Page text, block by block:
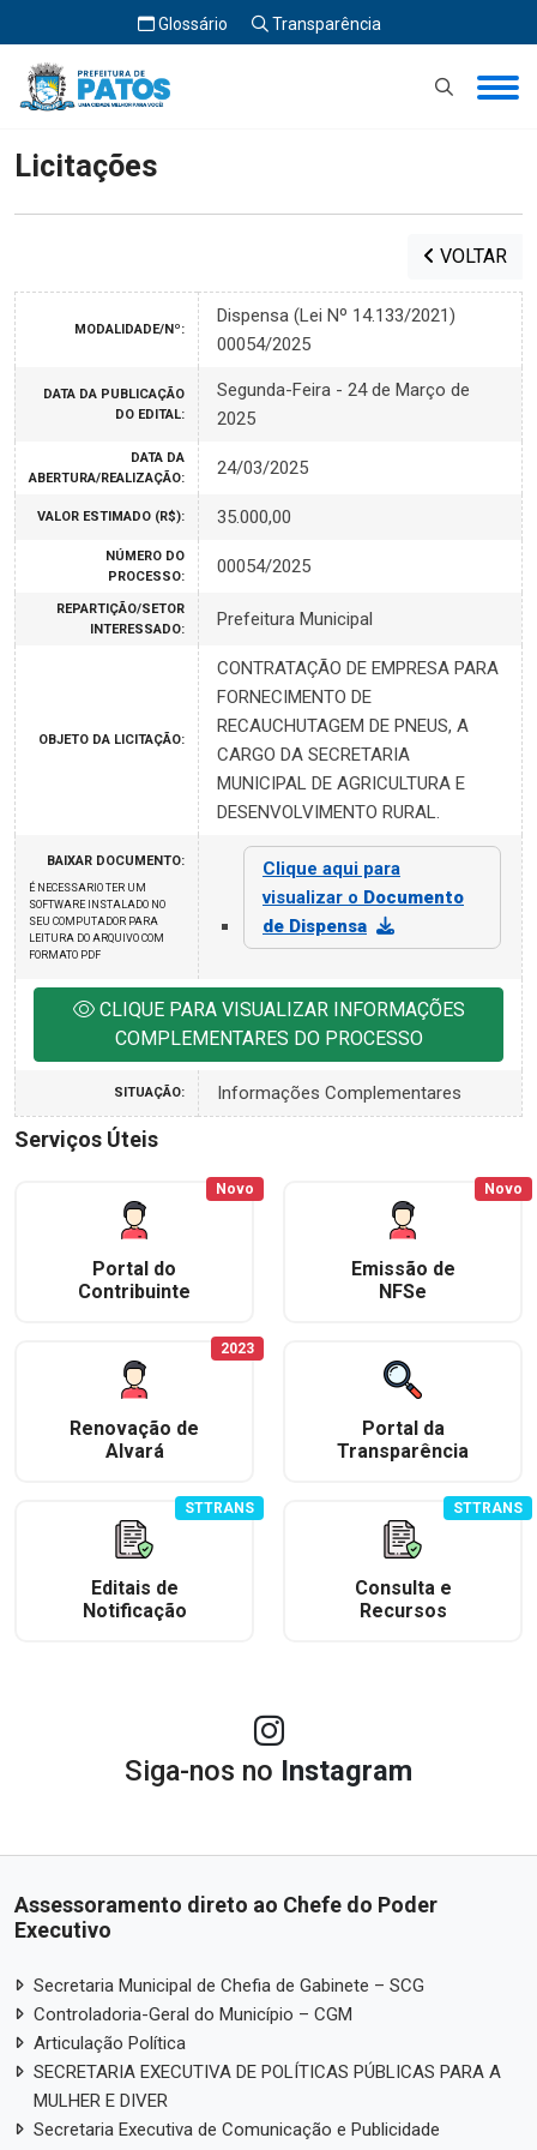
Glossário Transparência
Início Licitações
Licitações
VOLTAR
MODALIDADE/Nº:
Dispensa (Lei Nº 14.133/2021)
00054/2025
DATA DA PUBLICAÇÃO
DO EDITAL:
Segunda-Feira - 24 de Março de
2025
DATA DA
ABERTURA/REALIZAÇÃO:
24/03/2025
VALOR ESTIMADO (R$): 35.000,00
NÚMERO DO
PROCESSO:
00054/2025
REPARTIÇÃO/SETOR
INTERESSADO:
Prefeitura Municipal
OBJETO DA LICITAÇÃO:
CONTRATAÇÃO DE EMPRESA PARA
FORNECIMENTO DE
RECAUCHUTAGEM DE PNEUS, A
CARGO DA SECRETARIA
MUNICIPAL DE AGRICULTURA E
DESENVOLVIMENTO RURAL.
BAIXAR DOCUMENTO:
É NECESSARIO TER UM
SOFTWARE INSTALADO NO
SEU COMPUTADOR PARA
LEITURA DO ARQUIVO COM
FORMATO PDF
Clique aqui para
visualizar o Documento
de Dispensa
CLIQUE PARA VISUALIZAR INFORMAÇÕES
COMPLEMENTARES DO PROCESSO
SITUAÇÃO: Informações Complementares
Serviços Úteis
Portal do
Contribuinte
Novo
Emissão de
NFSe
Novo
Renovação de
Alvará
2023
Portal da
Transparência
Editais de
Notificação
STTRANS
Consulta e
Recursos
STTRANS
Siga-nos no Instagram
Assessoramento direto ao Chefe do Poder
Executivo
Secretaria Municipal de Chefia de Gabinete – SCG
Controladoria-Geral do Município – CGM
Articulação Política
SECRETARIA EXECUTIVA DE POLÍTICAS PÚBLICAS PARA A
MULHER E DIVER
Secretaria Executiva de Comunicação e Publicidade